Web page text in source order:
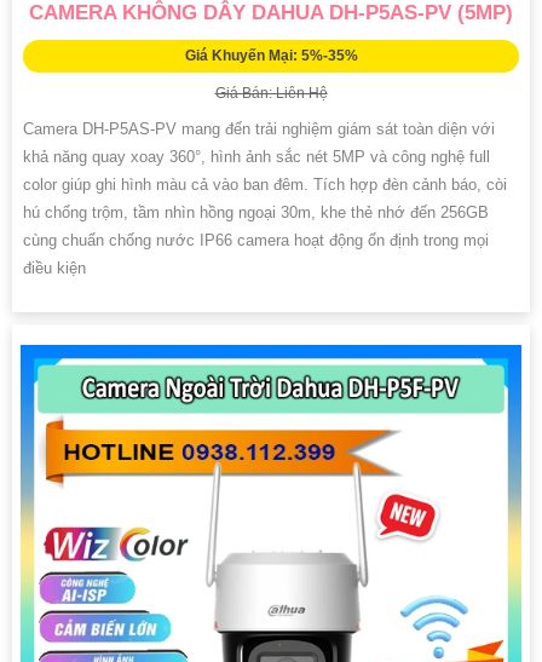
CAMERA KHÔNG DÂY DAHUA DH-P5AS-PV (5MP)
Giá Khuyến Mại: 5%-35%
Giá Bán: Liên Hệ
Camera DH-P5AS-PV mang đến trải nghiệm giám sát toàn diện với
khả năng quay xoay 360°, hình ảnh sắc nét 5MP và công nghệ full
color giúp ghi hình màu cả vào ban đêm. Tích hợp đèn cảnh báo, còi
hú chống trộm, tầm nhìn hồng ngoại 30m, khe thẻ nhớ đến 256GB
cùng chuẩn chống nước IP66 camera hoạt động ổn định trong mọi
điều kiện